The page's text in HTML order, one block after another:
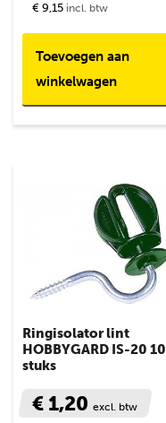
€ 9,15 incl. btw
Toevoegen aan
winkelwagen
Ringisolator lint
HOBBYGARD IS-20 10
stuks
€ 1,20 excl. btw